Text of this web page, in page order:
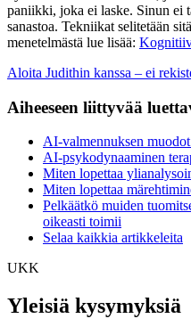
paniikki, joka ei laske. Sinun ei
sanastoa. Tekniikat selitetään
menetelmästä lue lisää:
Aloita Judithin kanssa – ei
Aiheeseen liittyvää
AI-valmennuksen
AI-psykodynaaminen
Miten lopettaa
Miten lopettaa
Pelkäätkö muiden
oikeasti toimii
Selaa kaikkia artikkeleita
UKK
Yleisiä kysymyksiä